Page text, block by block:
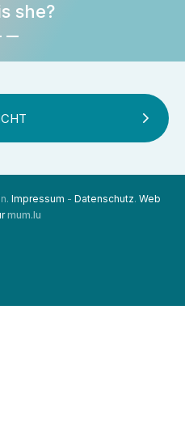
she?
Impressum - Datenschutz. Web
mum.lu